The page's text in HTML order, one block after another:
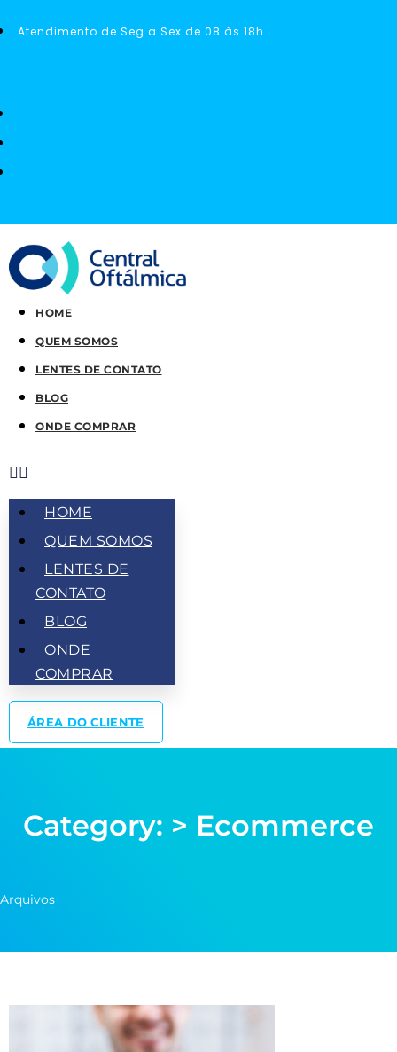
Atendimento de Seg a Sex de 08 às 18h
HOME
QUEM SOMOS
LENTES DE CONTATO
BLOG
ONDE COMPRAR
HOME
QUEM SOMOS
LENTES DE
CONTATO
BLOG
ONDE
COMPRAR
ÁREA DO CLIENTE
Category: > Ecommerce
Arquivos